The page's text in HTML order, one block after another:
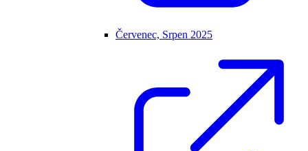
Červenec, Srpen 2025